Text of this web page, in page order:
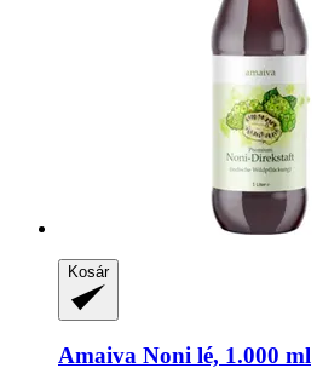
Kosár
Amaiva Noni lé, 1.000 ml